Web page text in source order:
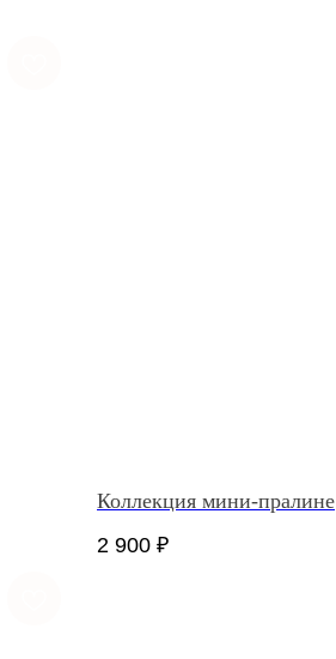
Коллекция мини-пралине
2 900 ₽